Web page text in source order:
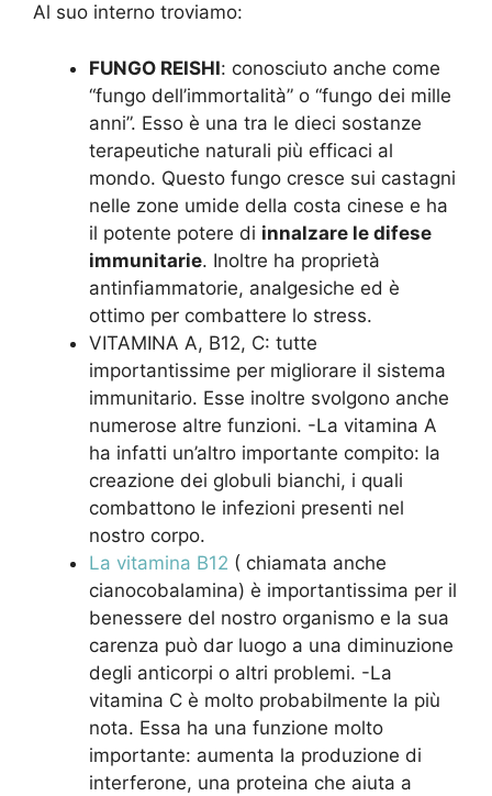
Al suo interno troviamo:
FUNGO REISHI: conosciuto anche come
“fungo dell’immortalità” o “fungo dei mille
anni”. Esso è una tra le dieci sostanze
terapeutiche naturali più efficaci al
mondo. Questo fungo cresce sui castagni
nelle zone umide della costa cinese e ha
il potente potere di innalzare le difese
immunitarie. Inoltre ha proprietà
antinfiammatorie, analgesiche ed è
ottimo per combattere lo stress.
VITAMINA A, B12, C: tutte
importantissime per migliorare il sistema
immunitario. Esse inoltre svolgono anche
numerose altre funzioni. -La vitamina A
ha infatti un’altro importante compito: la
creazione dei globuli bianchi, i quali
combattono le infezioni presenti nel
nostro corpo.
La vitamina B12 ( chiamata anche
cianocobalamina) è importantissima per il
benessere del nostro organismo e la sua
carenza può dar luogo a una diminuzione
degli anticorpi o altri problemi. -La
vitamina C è molto probabilmente la più
nota. Essa ha una funzione molto
importante: aumenta la produzione di
interferone, una proteina che aiuta a